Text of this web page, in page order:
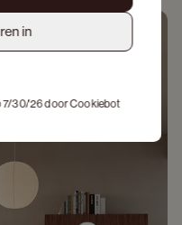
in
7/30/26 doorCookiebot
Bekijk producten